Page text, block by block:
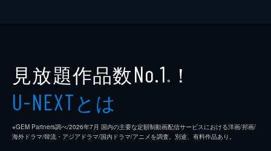
見放題作品数No.1 ※ ！
U-NEXTとは
※GEM Partners調べ/2026年7⽉ 国内の主要な定額制動画配信サービスにおける洋画/邦画/
海外ドラマ/韓流・アジアドラマ/国内ドラマ/アニメを調査。別途、有料作品あり。